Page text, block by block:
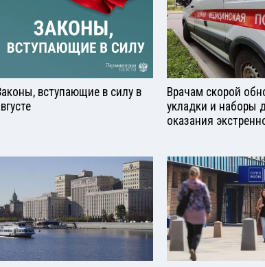
вступающие в силу в
Врачам скорой
укладки и наборы
оказания